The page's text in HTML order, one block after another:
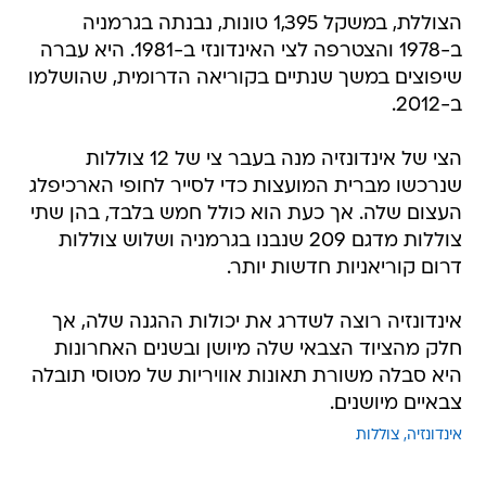
הצוללת, במשקל 1,395 טונות, נבנתה בגרמניה
ב-1978 והצטרפה לצי האינדונזי ב-1981. היא עברה
שיפוצים במשך שנתיים בקוריאה הדרומית, שהושלמו
ב-2012.
הצי של אינדונזיה מנה בעבר צי של 12 צוללות
שנרכשו מברית המועצות כדי לסייר לחופי הארכיפלג
העצום שלה. אך כעת הוא כולל חמש בלבד, בהן שתי
צוללות מדגם 209 שנבנו בגרמניה ושלוש צוללות
דרום קוריאניות חדשות יותר.
אינדונזיה רוצה לשדרג את יכולות ההגנה שלה, אך
חלק מהציוד הצבאי שלה מיושן ובשנים האחרונות
היא סבלה משורת תאונות אוויריות של מטוסי תובלה
צבאיים מיושנים.
אינדונזיה צוללות